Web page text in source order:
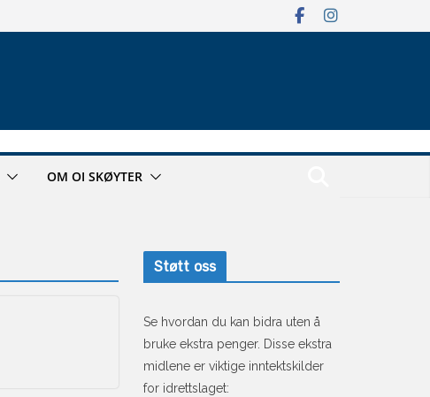
OM OI SKØYTER
Støtt oss
Se hvordan du kan bidra uten å
bruke ekstra penger. Disse ekstra
midlene er viktige inntektskilder
for idrettslaget: